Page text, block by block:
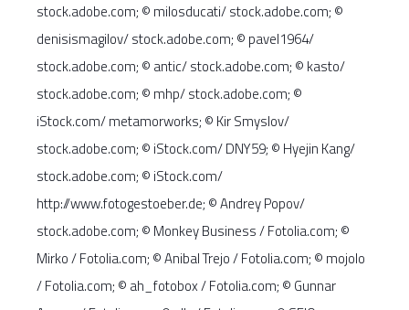
stock.adobe.com; © milosducati/ stock.adobe.com; ©
denisismagilov/ stock.adobe.com; © pavel1964/
stock.adobe.com; © antic/ stock.adobe.com; © kasto/
stock.adobe.com; © mhp/ stock.adobe.com; ©
iStock.com/ metamorworks; © Kir Smyslov/
stock.adobe.com; © iStock.com/ DNY59; © Hyejin Kang/
stock.adobe.com; © iStock.com/
http://www.fotogestoeber.de; © Andrey Popov/
stock.adobe.com; © Monkey Business / Fotolia.com; ©
Mirko / Fotolia.com; © Anibal Trejo / Fotolia.com; © mojolo
/ Fotolia.com; © ah_fotobox / Fotolia.com; © Gunnar